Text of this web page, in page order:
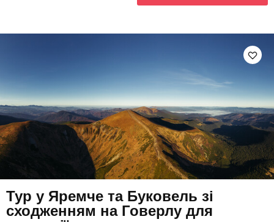
Тур у Яремче та Буковель зі
сходженням на Говерлу для